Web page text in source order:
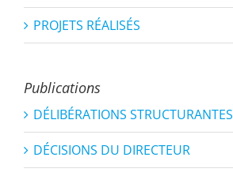
PROJETS RÉALISÉS
Publications
DÉLIBÉRATIONS STRUCTURANTES
DÉCISIONS DU DIRECTEUR